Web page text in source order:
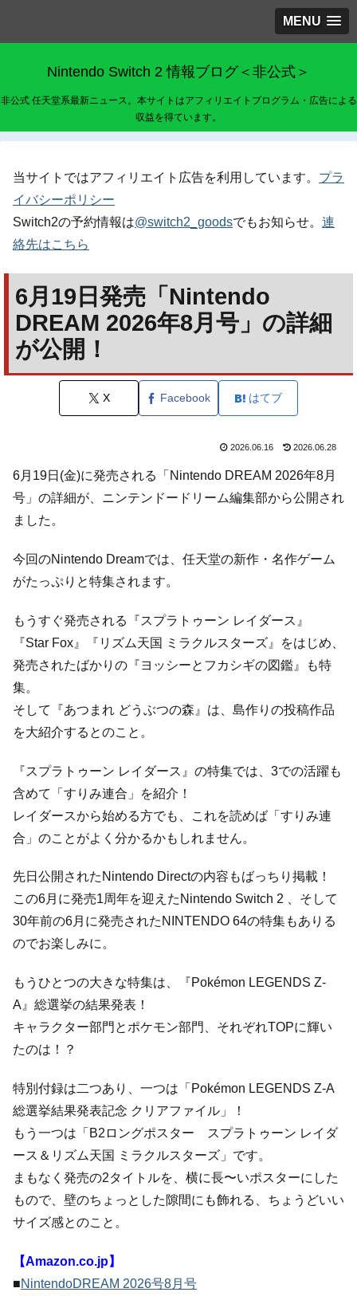
MENU
Nintendo Switch 2 情報ブログ＜非公式＞
非公式 任天堂系最新ニュース。本サイトはアフィリエイトプログラム・広告による
収益を得ています。
当サイトではアフィリエイト広告を利用しています。 プラ
イバシーポリシー
Switch2の予約情報は@switch2_goodsでもお知らせ。 連
絡先はこちら
6月19日発売「Nintendo
DREAM 2026年8月号」の詳細
が公開！
X Facebook はてブ
2026.06.16 2026.06.28
6月19日(金)に発売される「Nintendo DREAM 2026年8月
号」の詳細が、ニンテンドードリーム編集部から公開され
ました。
今回のNintendo Dreamでは、任天堂の新作・名作ゲーム
がたっぷりと特集されます。
もうすぐ発売される『スプラトゥーン レイダース』
『Star Fox』『リズム天国 ミラクルスターズ』をはじめ、
発売されたばかりの『ヨッシーとフカシギの図鑑』も特
集。
そして『あつまれ どうぶつの森』は、島作りの投稿作品
を大紹介するとのこと。
『スプラトゥーン レイダース』の特集では、3での活躍も
含めて「すりみ連合」を紹介！
レイダースから始める方でも、これを読めば「すりみ連
合」のことがよく分かるかもしれません。
先日公開されたNintendo Directの内容もばっちり掲載！
この6月に発売1周年を迎えたNintendo Switch 2 、そして
30年前の6月に発売されたNINTENDO 64の特集もありる
のでお楽しみに。
もうひとつの大きな特集は、『Pokémon LEGENDS Z-
A』総選挙の結果発表！
キャラクター部門とポケモン部門、それぞれTOPに輝い
たのは！？
特別付録は二つあり、一つは「Pokémon LEGENDS Z-A
総選挙結果発表記念 クリアファイル」！
もう一つは「B2ロングポスター スプラトゥーン レイダ
ース＆リズム天国 ミラクルスターズ」です。
まもなく発売の2タイトルを、横に長〜いポスターにした
もので、壁のちょっとした隙間にも飾れる、ちょうどいい
サイズ感とのこと。
【Amazon.co.jp】
■NintendoDREAM 2026号8月号